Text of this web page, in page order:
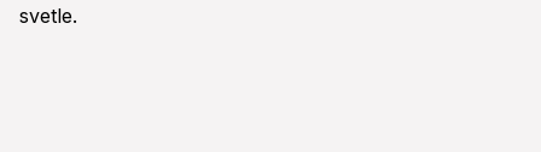
svetle.